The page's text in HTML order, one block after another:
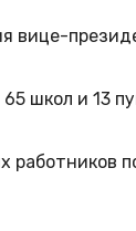
вице-
школ и 13
работников